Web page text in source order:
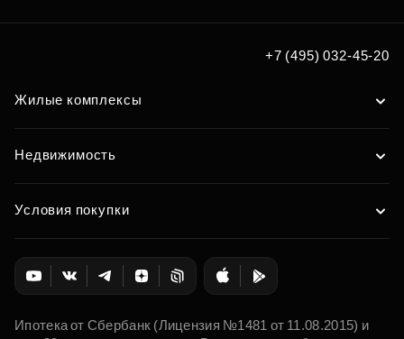
+7 (495) 032-45-20
Жилые комплексы
Недвижимость
Условия покупки
Ипотека от Сбербанк (Лицензия №1481 от 11.08.2015) и